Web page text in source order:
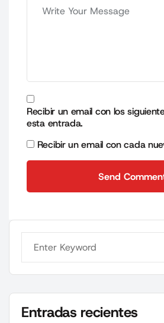
Recibir un email con los
esta entrada.
Recibir un email con cada
Send
Entradas recientes